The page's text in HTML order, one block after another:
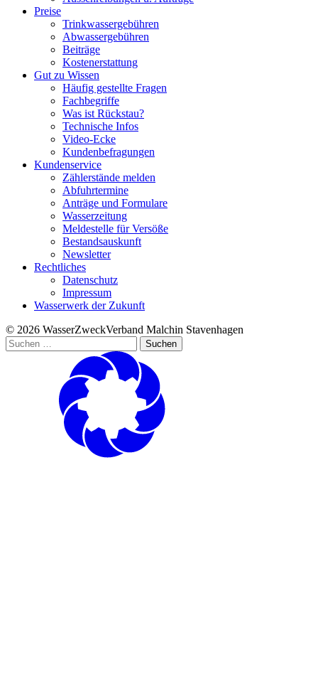
Preise
Trinkwassergebühren
Abwassergebühren
Beiträge
Kostenerstattung
Gut zu Wissen
Häufig gestellte Fragen
Fachbegriffe
Was ist Rückstau?
Technische Infos
Video-Ecke
Kundenbefragungen
Kundenservice
Zählerstände melden
Abfuhrtermine
Anträge und Formulare
Wasserzeitung
Meldestelle für Versöße
Bestandsauskunft
Newsletter
Rechtliches
Datenschutz
Impressum
Wasserwerk der Zukunft
© 2026 WasserZweckVerband­ Malchin Stavenhagen